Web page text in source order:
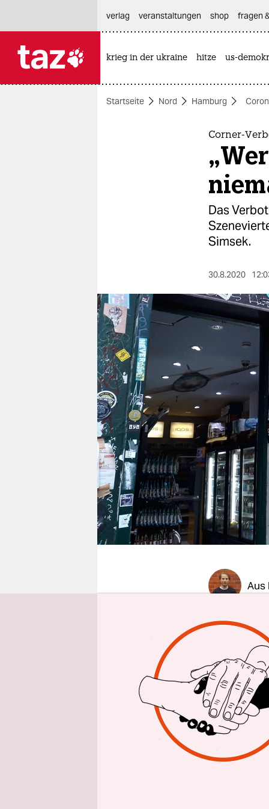
themen
nord
wahrheit
verlag
verlag
veranstaltungen
shop
fragen & hilfe
unterstützen
abo
genossenschaft
epaper login
verlag
veranstaltungen shop fragen
krieg in der ukraine hitze us-
Startseite Nord Hamburg
Corner-
Das
Simsek.
30.8.2020
Aus
durch die
aufs
der S-
Flasche
los ist
Abends